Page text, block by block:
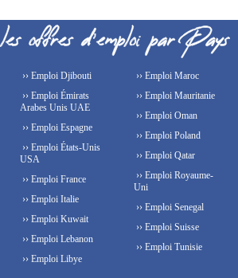
›› Emploi Djibouti
›› Emploi Émirats
Arabes Unis UAE
›› Emploi Espagne
›› Emploi États-Unis
USA
›› Emploi France
›› Emploi Italie
›› Emploi Kuwait
›› Emploi Lebanon
›› Emploi Libye
›› Emploi Maroc
›› Emploi Mauritanie
›› Emploi Oman
›› Emploi Poland
›› Emploi Qatar
›› Emploi Royaume-
Uni
›› Emploi Senegal
›› Emploi Suisse
›› Emploi Tunisie